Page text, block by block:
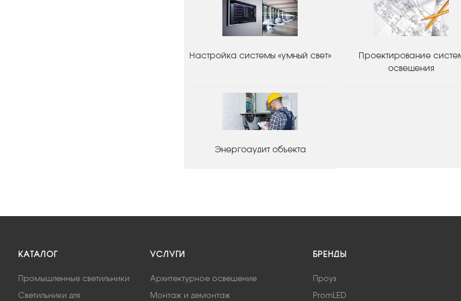
Настройка системы «умный свет»
Проектирование
освещения
Энергоаудит объекта
КАТАЛОГ
Промышленные светильники
Светильники для
УСЛУГИ
Архитектурное освещение
Монтаж и демонтаж
БРЕНДЫ
Проуз
PromLED